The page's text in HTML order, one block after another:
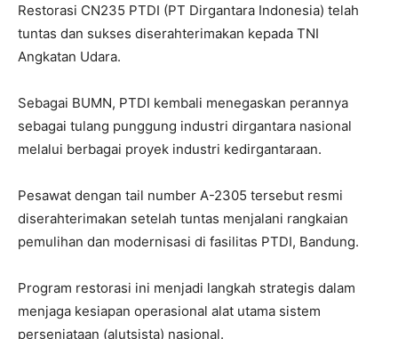
Restorasi CN235 PTDI (PT Dirgantara Indonesia) telah
tuntas dan sukses diserahterimakan kepada TNI
Angkatan Udara.
Sebagai BUMN, PTDI kembali menegaskan perannya
sebagai tulang punggung industri dirgantara nasional
melalui berbagai proyek industri kedirgantaraan.
Pesawat dengan tail number A-2305 tersebut resmi
diserahterimakan setelah tuntas menjalani rangkaian
pemulihan dan modernisasi di fasilitas PTDI, Bandung.
Program restorasi ini menjadi langkah strategis dalam
menjaga kesiapan operasional alat utama sistem
persenjataan (alutsista) nasional.